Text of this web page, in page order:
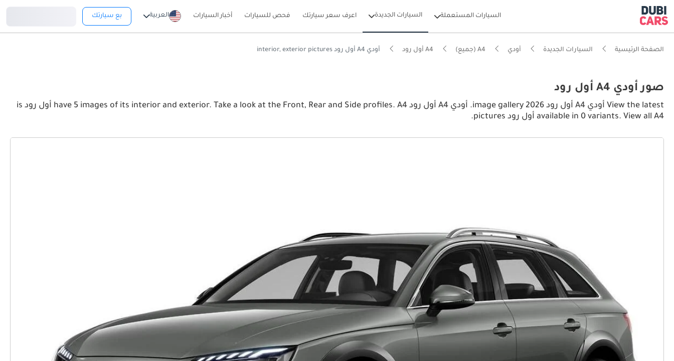
السيارات المستعملة السيارات الجديدة اعرف سعر سيارتك فحص للسيارات أخبار السيارات العربية بع سيارتك
الصفحة الرئيسية السيارات الجديدة أودي A4 (جميع) A4 أول رود أودي A4 أول رود interior, exterior pictures
صور أودي A4 أول رود
View the latest أودي A4 أول رود 2026 image gallery. أودي A4 أول رود have 5 images of its interior and exterior. Take a look at the Front, Rear and Side profiles. A4 أول رود is
available in 0 variants. View all A4 أول رود pictures.